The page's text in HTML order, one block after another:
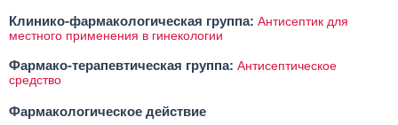
Клинико-фармакологическая группа: Антисептик для
местного применения в гинекологии
Фармако-терапевтическая группа: Антисептическое
средство
Фармакологическое действие